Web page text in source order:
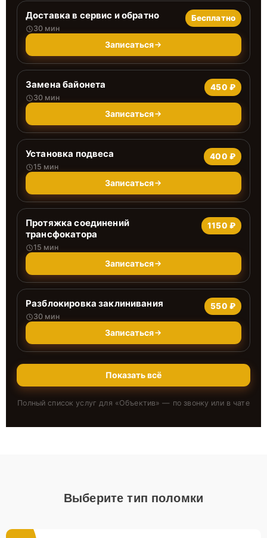
Доставка в сервис и обратно
30 мин
Бесплатно
Записаться
Замена байонета
30 мин
450 ₽
Записаться
Установка подвеса
15 мин
400 ₽
Записаться
Протяжка соединений
трансфокатора
15 мин
1150 ₽
Записаться
Разблокировка заклинивания
30 мин
550 ₽
Записаться
Показать всё
Полный список услуг для «Объектив» — по звонку или в чате
Выберите тип поломки